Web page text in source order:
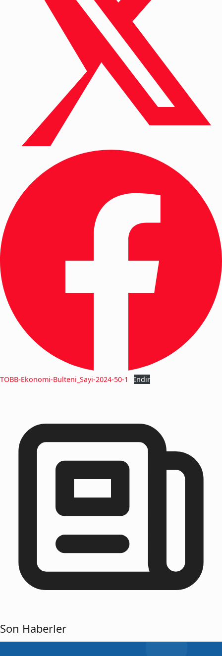
TOBB-Ekonomi-Bulteni_Sayi-2024-50-1 İndir
Son Haberler